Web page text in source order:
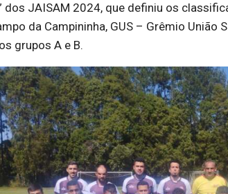
dos JAISAM 2024, que definiu os
da Campininha, GUS – Grêmio União
grupos A e B.